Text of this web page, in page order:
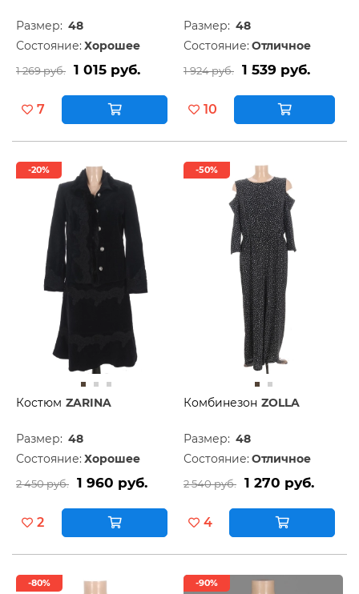
Размер: 48
Состояние: Хорошее
1 269 руб. 1 015 руб.
7
Размер: 48
Состояние: Отличное
1 924 руб. 1 539 руб.
10
-20%
Костюм ZARINA
Размер: 48
Состояние: Хорошее
2 450 руб. 1 960 руб.
2
-50%
Комбинезон ZOLLA
Размер: 48
Состояние: Отличное
2 540 руб. 1 270 руб.
4
-80% -90%